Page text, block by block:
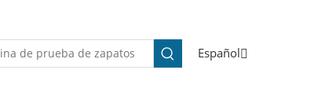
Español